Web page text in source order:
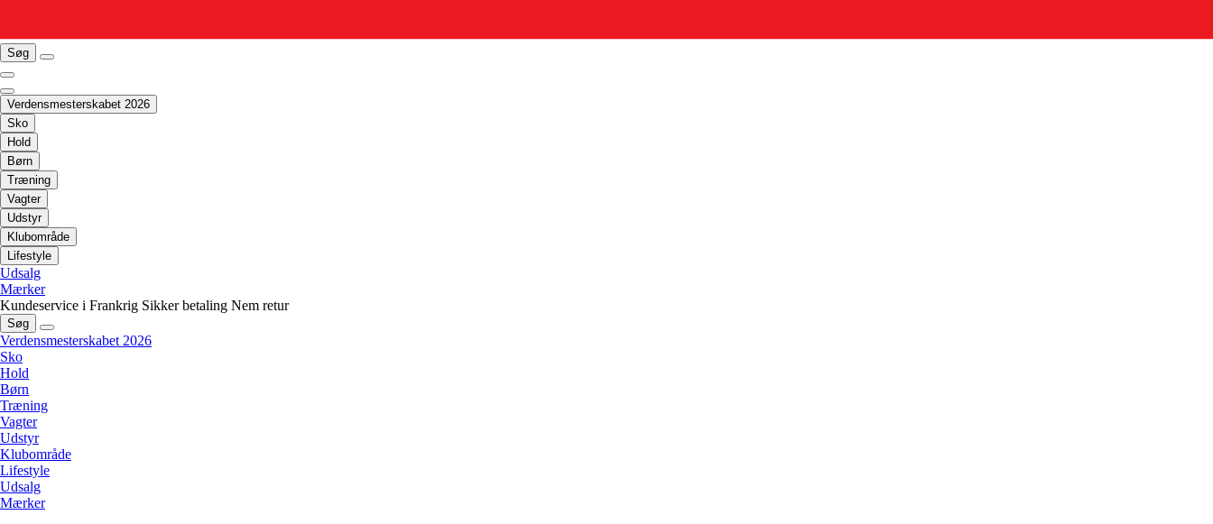
Søg
Verdensmesterskabet 2026
Sko
Hold
Børn
Træning
Vagter
Udstyr
Klubområde
Lifestyle
Udsalg
Mærker
Kundeservice i Frankrig Sikker betaling Nem retur
Søg
Verdensmesterskabet 2026
Sko
Hold
Børn
Træning
Vagter
Udstyr
Klubområde
Lifestyle
Udsalg
Mærker